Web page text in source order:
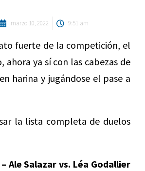
marzo 10, 2022 9:51 am
fuerte de la competición, el
ahora ya sí con las cabezas de
harina y jugándose el pase a
la lista completa de duelos
Ale Salazar vs. Léa Godallier